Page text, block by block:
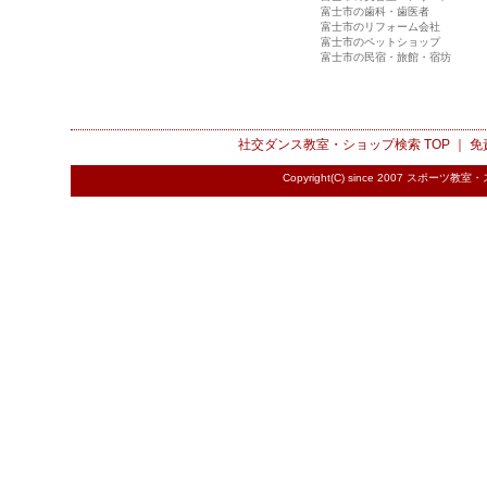
富士市の歯科・歯医者
富士市のリフォーム会社
富士市のペットショップ
富士市の民宿・旅館・宿坊
社交ダンス教室・ショップ検索TOP ｜ 免
Copyright(C) since 2007 スポーツ教室・